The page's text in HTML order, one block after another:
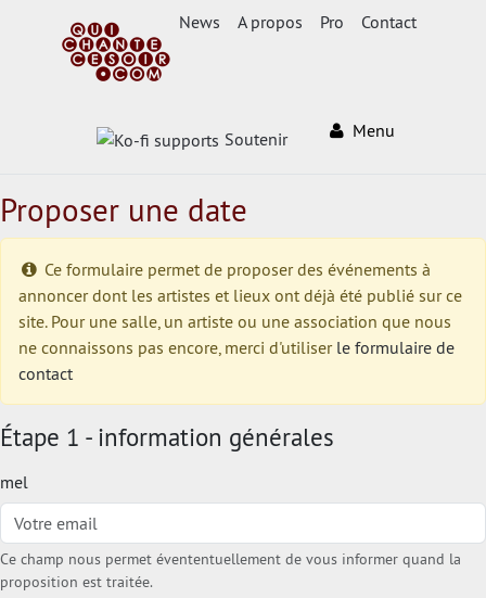
News A propos Pro Contact
Soutenir Menu
Proposer une date
Ce formulaire permet de proposer des événements à
annoncer dont les artistes et lieux ont déjà été publié sur ce
site. Pour une salle, un artiste ou une association que nous
ne connaissons pas encore, merci d'utiliser le formulaire de
contact
Étape 1 - information générales
mel
Ce champ nous permet évententuellement de vous informer quand la
proposition est traitée.